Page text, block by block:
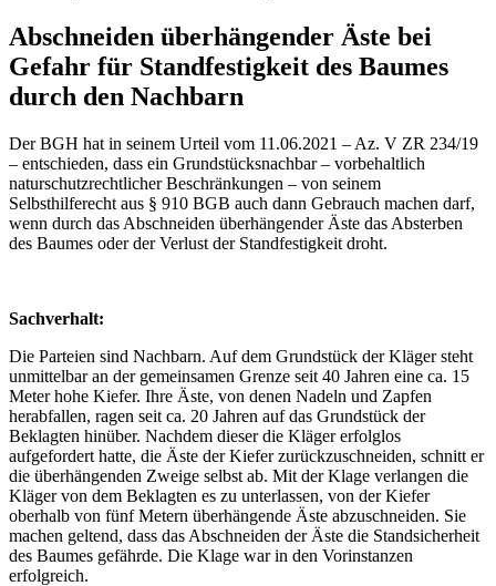
Abschneiden überhängender Äste bei
Gefahr für Standfestigkeit des Baumes
durch den Nachbarn
Der BGH hat in seinem Urteil vom 11.06.2021 – Az. V ZR 234/19
– entschieden, dass ein Grundstücksnachbar – vorbehaltlich
naturschutzrechtlicher Beschränkungen – von seinem
Selbsthilferecht aus § 910 BGB auch dann Gebrauch machen darf,
wenn durch das Abschneiden überhängender Äste das Absterben
des Baumes oder der Verlust der Standfestigkeit droht.
Sachverhalt:
Die Parteien sind Nachbarn. Auf dem Grundstück der Kläger steht
unmittelbar an der gemeinsamen Grenze seit 40 Jahren eine ca. 15
Meter hohe Kiefer. Ihre Äste, von denen Nadeln und Zapfen
herabfallen, ragen seit ca. 20 Jahren auf das Grundstück der
Beklagten hinüber. Nachdem dieser die Kläger erfolglos
aufgefordert hatte, die Äste der Kiefer zurückzuschneiden, schnitt er
die überhängenden Zweige selbst ab. Mit der Klage verlangen die
Kläger von dem Beklagten es zu unterlassen, von der Kiefer
oberhalb von fünf Metern überhängende Äste abzuschneiden. Sie
machen geltend, dass das Abschneiden der Äste die Standsicherheit
des Baumes gefährde. Die Klage war in den Vorinstanzen
erfolgreich.